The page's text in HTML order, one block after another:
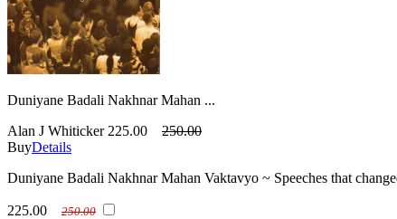
Duniyane Badali Nakhnar Mahan ...
Alan J Whiticker 225.00
250.00
BuyDetails
Duniyane Badali Nakhnar Mahan Vaktavyo ~ Speeches that
225.00 250.00